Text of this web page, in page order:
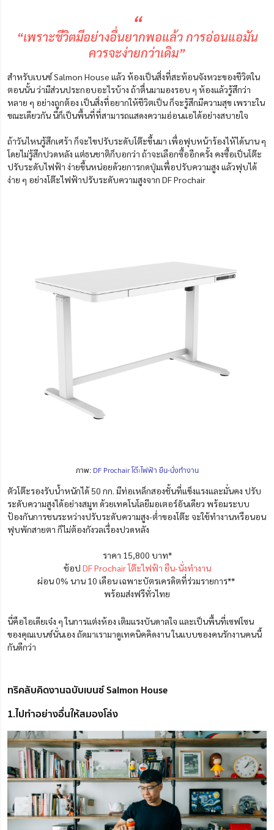
“
“เพราะชีวิตมีอย่างอื่นยากพอแล้ว การอ่อนแอมัน
ควรจะง่ายกว่าเดิม”
สำหรับเบนซ์ Salmon House แล้ว ห้องเป็นสิ่งที่สะท้อนจังหวะของชีวิตใน
ตอนนั้น ว่ามีส่วนประกอบอะไรบ้าง ถ้าตื่นมามองรอบ ๆ ห้องแล้วรู้สึกว่า
หลาย ๆ อย่างถูกต้อง เป็นสิ่งที่อยากให้ชีวิตเป็น ก็จะรู้สึกมีความสุข เพราะใน
ขณะเดียวกัน นี่ก็เป็นพื้นที่ที่สามารถแสดงความอ่อนแอได้อย่างสบายใจ
ถ้าวันไหนรู้สึกเศร้า ก็จะไขปรับระดับโต๊ะขึ้นมา เพื่อฟุบหน้าร้องไห้ได้นาน ๆ
โดยไม่รู้สึกปวดหลัง แต่ธนชาติก็บอกว่า ถ้าจะเลือกซื้ออีกครั้ง คงซื้อเป็นโต๊ะ
ปรับระดับไฟฟ้า ง่ายขึ้นหน่อยด้วยการกดปุ่มเพื่อปรับความสูง แล้วฟุบได้
ง่าย ๆ อย่างโต๊ะไฟฟ้าปรับระดับความสูงจาก DF Prochair
ภาพ: DF Prochair โต๊ะไฟฟ้า ยืน-นั่งทำงาน
ตัวโต๊ะรองรับน้ำหนักได้ 50 กก. มีท่อเหล็กสองชั้นที่แข็งแรงและมั่นคง ปรับ
ระดับความสูงได้อย่างสมูท ด้วยเทคโนโลยีมอเตอร์อันเดียว พร้อมระบบ
ป้องกันการชนระหว่างปรับระดับความสูง-ต่ำของโต๊ะ จะใช้ทำงานหรือนอน
ฟุบพักสายตา ก็ไม่ต้องกังวลเรื่องปวดหลัง
ราคา 15,800 บาท*
ช้อป DF Prochair โต๊ะไฟฟ้า ยืน-นั่งทำงาน
ผ่อน 0% นาน 10 เดือน เฉพาะบัตรเครดิตที่ร่วมรายการ**
พร้อมส่งฟรีทั่วไทย
นี่คือไอเดียเจ๋ง ๆ ในการแต่งห้อง เติมแรงบันดาลใจ และเป็นพื้นที่เซฟโซน
ของคุณเบนซ์นั่นเอง ถัดมาเรามาดูเทคนิคคิดงาน ในแบบของคนรักงานคนนี้
กันดีกว่า
ทริคลับคิดงานฉบับเบนซ์ Salmon House
1.ไปทำอย่างอื่นให้สมองโล่ง